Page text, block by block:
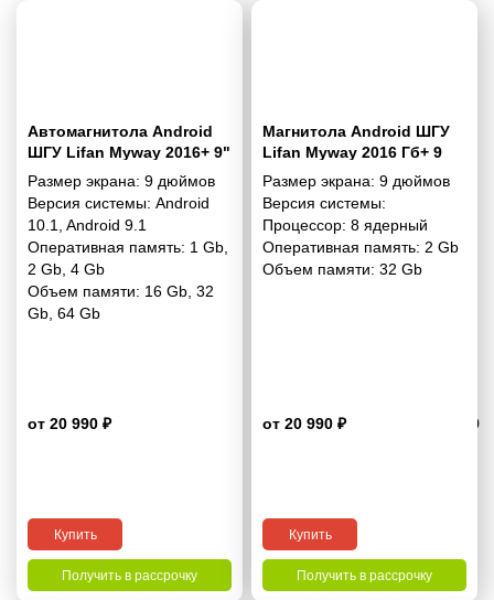
Автомагнитола Android
ШГУ Lifan Myway 2016+ 9"
Размер экрана: 9 дюймов
Версия системы: Android
10.1
Android 9.1
Оперативная память: 1 Gb
2 Gb 4 Gb
Объем памяти: 16 Gb 32
Gb 64 Gb
от 20 990 ₽ 3.9
Купить
Получить в рассрочку
Магнитола Android ШГУ
Lifan Myway 2016 Гб+ 9
дюймов - 10.1 2/32 Гб Pro
Размер экрана: 9 дюймов
Версия системы:
Процессор: 8 ядерный
Оперативная память: 2 Gb
Объем памяти: 32 Gb
от 20 990 ₽
Купить
Получить в рассрочку